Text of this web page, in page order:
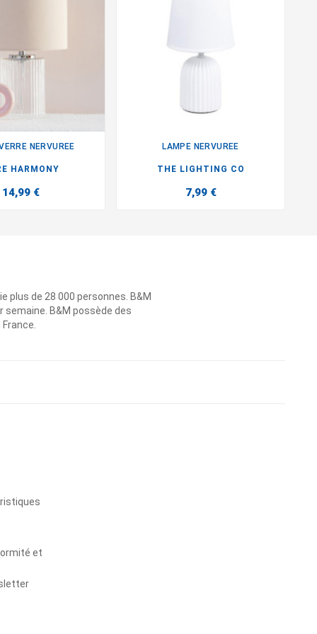
NERVUREE
HARMONY
14,99 €
LAMPE NERVUREE
THE LIGHTING CO
7,99 €
plus de 28 000 personnes. B&M
B&M possède des
et